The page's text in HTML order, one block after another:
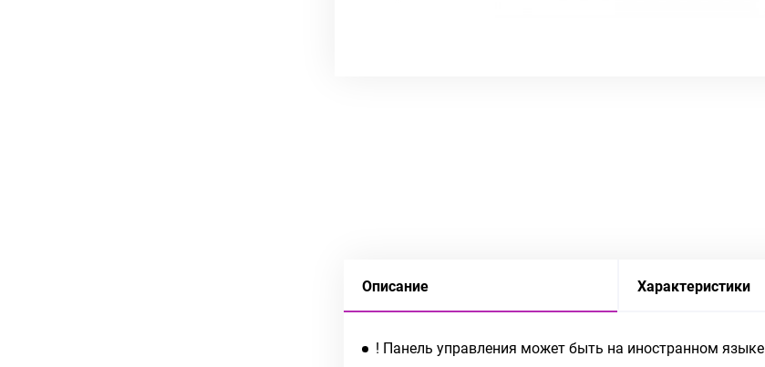
Описание Характеристики
! Панель управления может быть на иностранном языке